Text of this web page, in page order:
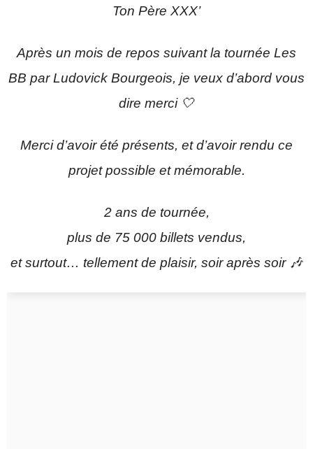
Ton Père XXX’
Après un mois de repos suivant la tournée Les
BB par Ludovick Bourgeois, je veux d’abord vous
dire merci 🤍
Merci d’avoir été présents, et d’avoir rendu ce
projet possible et mémorable.
2 ans de tournée,
plus de 75 000 billets vendus,
et surtout… tellement de plaisir, soir après soir 🎶